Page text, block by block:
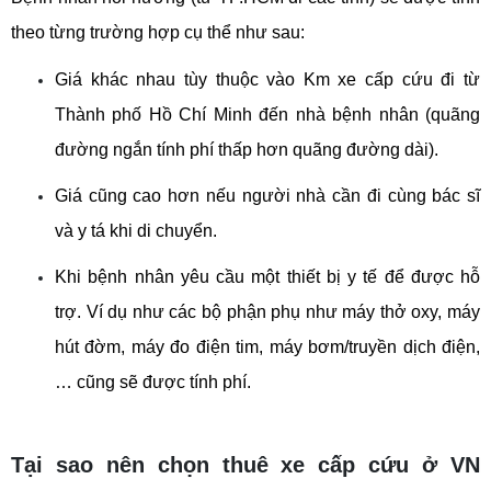
theo từng trường hợp cụ thể như sau:
Giá khác nhau tùy thuộc vào Km xe cấp cứu đi từ
Thành phố Hồ Chí Minh đến nhà bệnh nhân (quãng
đường ngắn tính phí thấp hơn quãng đường dài).
Giá cũng cao hơn nếu người nhà cần đi cùng bác sĩ
và y tá khi di chuyển.
Khi bệnh nhân yêu cầu một thiết bị y tế để được hỗ
trợ. Ví dụ như các bộ phận phụ như máy thở oxy, máy
hút đờm, máy đo điện tim, máy bơm/truyền dịch điện,
… cũng sẽ được tính phí.
Tại sao nên chọn thuê xe cấp cứu ở VN